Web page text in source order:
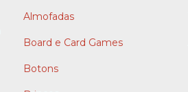
Almofadas
Board e Card Games
Botons